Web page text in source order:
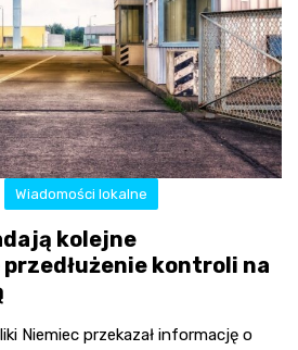
Wiadomości lokalne
kolejne
kontroli na
Niemiec przekazał informację o